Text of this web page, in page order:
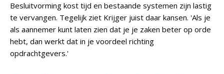
Besluitvorming kost tijd en bestaande systemen zijn lastig
te vervangen. Tegelijk ziet Krijger juist daar kansen. 'Als je
als aannemer kunt laten zien dat je je zaken beter op orde
hebt, dan werkt dat in je voordeel richting
opdrachtgevers.'